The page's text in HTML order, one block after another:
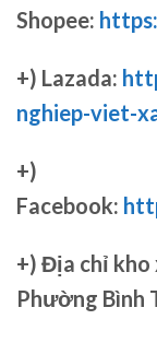
Shopee:
+) Lazada:
nghiep-viet-
+)
Facebook:
+) Địa chỉ kho
Phường Bình